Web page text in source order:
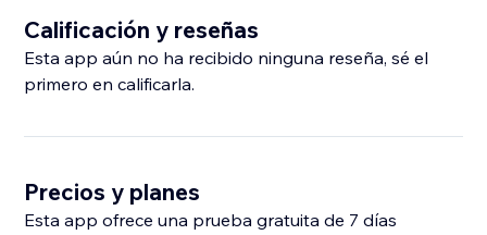
Calificación y reseñas
Esta app aún no ha recibido ninguna reseña, sé el
primero en calificarla.
Precios y planes
Esta app ofrece una prueba gratuita de 7 días